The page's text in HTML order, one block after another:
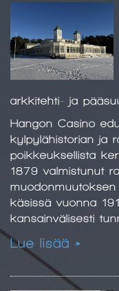
arkkitehti- ja
Hangon Casino
kylpylähistorian ja
poikkeuksellista
1879 valmistunut
käsissä vuonna
kansainvälisesti
Lue lisää »